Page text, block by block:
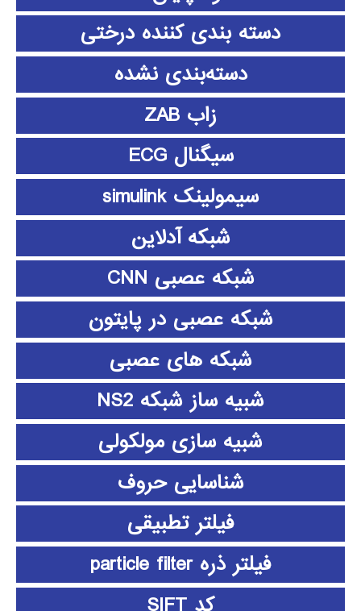
دسته بندی کننده درختی
دسته‌بندی نشده
زاب ZAB
سیگنال ECG
سیمولینک simulink
شبکه آدلاین
شبکه عصبی CNN
شبکه عصبی در پایتون
شبکه های عصبی
شبیه ساز شبکه NS2
شبیه سازی مولکولی
شناسایی حروف
فیلتر تطبیقی
فیلتر ذره particle filter